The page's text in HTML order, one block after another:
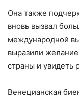
Она также
вновь вызвал
международной
выразили
страны и увидеть
Венецианская